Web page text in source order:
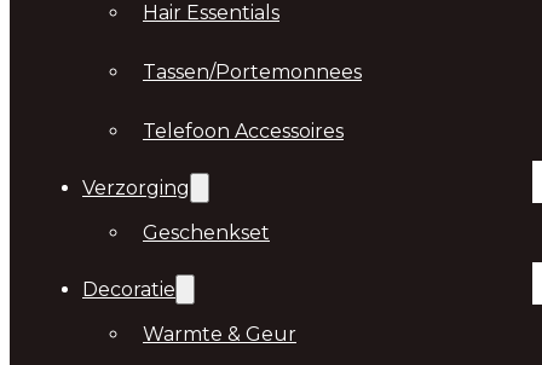
Hair Essentials
Tassen/Portemonnees
Telefoon Accessoires
Verzorging
Geschenkset
Decoratie
Warmte & Geur